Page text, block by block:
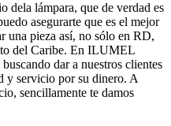
dela lámpara, que de verdad es
asegurarte que es el mejor
una pieza así, no sólo en RD,
del Caribe. En ILUMEL
dar a nuestros clientes
y servicio por su dinero. A
sencillamente te damos